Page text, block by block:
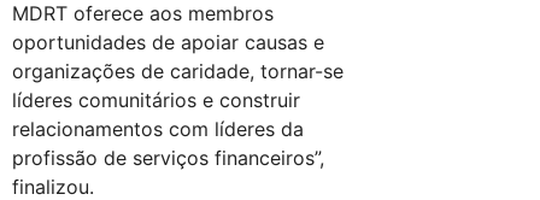
MDRT oferece aos membros
oportunidades de apoiar causas e
organizações de caridade, tornar-se
líderes comunitários e construir
relacionamentos com líderes da
profissão de serviços financeiros”,
finalizou.